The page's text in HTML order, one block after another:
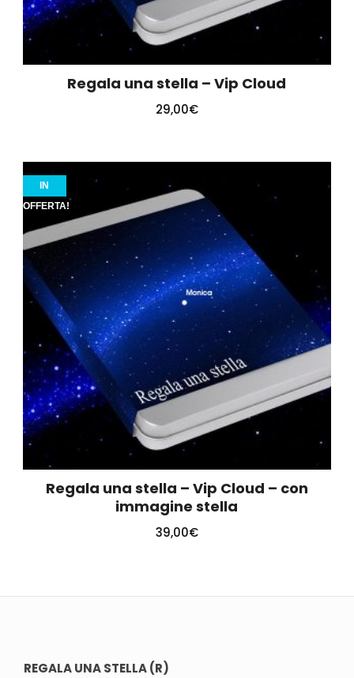
Regala una stella – Vip Cloud
29,00€
IN
OFFERTA!
Regala una stella – Vip Cloud – con
immagine stella
39,00€
REGALA UNA STELLA (R)